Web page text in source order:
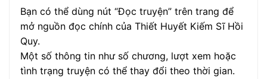
Bạn có thể dùng nút “Đọc truyện” trên trang để
mở nguồn đọc chính của Thiết Huyết Kiếm Sĩ Hồi
Quy.
Một số thông tin như số chương, lượt xem hoặc
tình trạng truyện có thể thay đổi theo thời gian.